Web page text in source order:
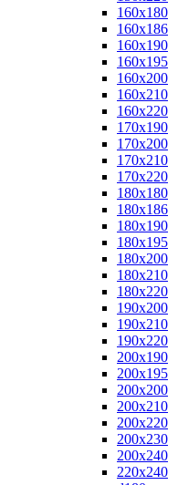
160x180
160x186
160x190
160x195
160x200
160x210
160x220
170x190
170x200
170x210
170x220
180x180
180x186
180x190
180x195
180x200
180x210
180x220
190x200
190x210
190x220
200x190
200x195
200x200
200x210
200x220
200x230
200x240
220x240